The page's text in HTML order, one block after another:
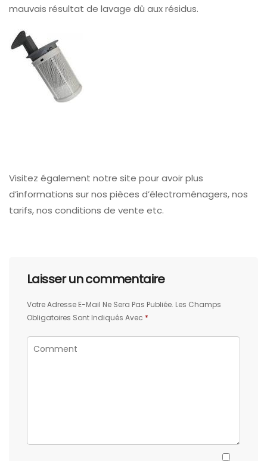
mauvais résultat de lavage dû aux résidus.
Visitez également notre site pour avoir plus
d’informations sur nos pièces d’électroménagers, nos
tarifs, nos conditions de vente etc.
Laisser un commentaire
Votre Adresse E-Mail Ne Sera Pas Publiée. Les Champs
Obligatoires Sont Indiqués Avec *